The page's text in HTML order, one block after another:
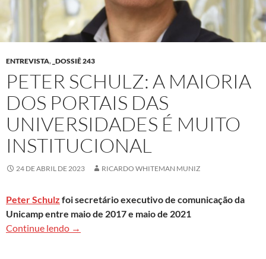
ENTREVISTA, _DOSSIÊ 243
PETER SCHULZ: A MAIORIA
DOS PORTAIS DAS
UNIVERSIDADES É MUITO
INSTITUCIONAL
24 DE ABRIL DE 2023 RICARDO WHITEMAN MUNIZ
Peter Schulz foi secretário executivo de comunicação da
Unicamp entre maio de 2017 e maio de 2021
Continue lendo Peter Schulz: A maioria dos portais das
→